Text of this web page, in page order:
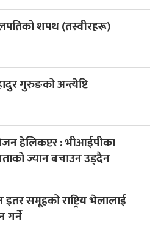
शपथ (तस्वीरहरू)
गुरुङको अन्त्येष्टि
हेलिकप्टर : भीआईपीका
ज्यान बचाउन उड्दैन
समूहको राष्ट्रिय भेलालाई
गर्ने